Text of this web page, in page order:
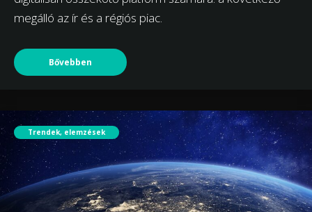
megálló az ír és a régiós piac.
Bővebben
Trendek, elemzések